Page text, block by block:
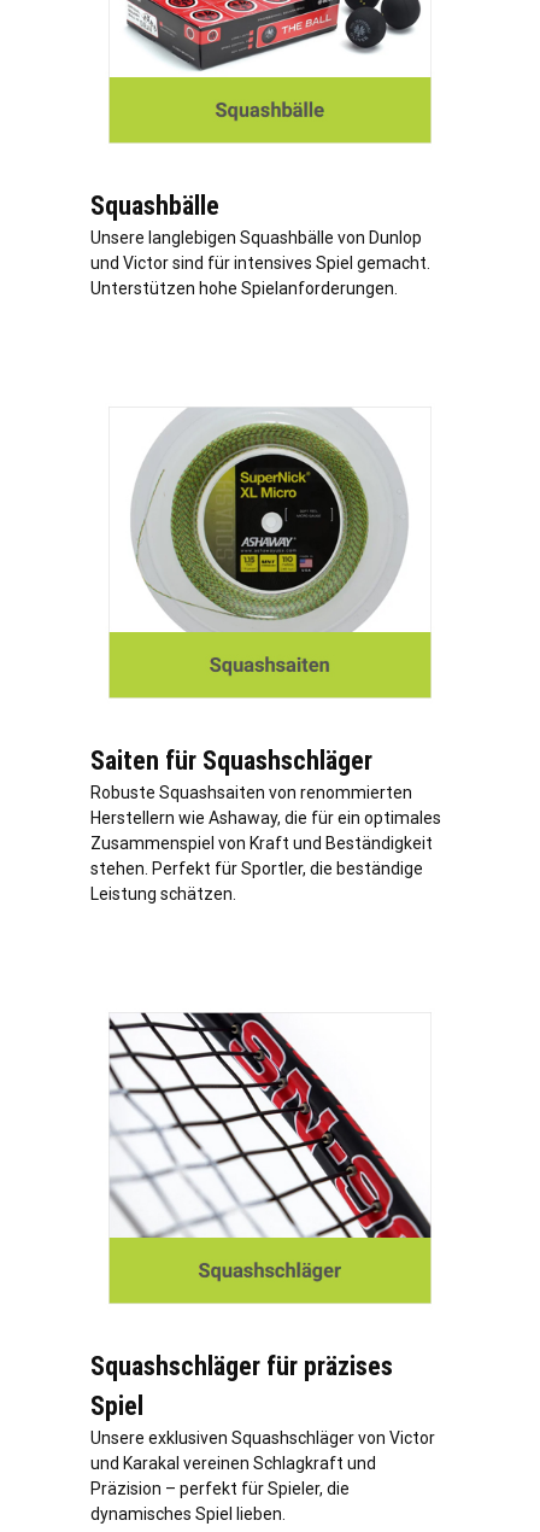
Squashbälle
Unsere langlebigen Squashbälle von Dunlop
und Victor sind für intensives Spiel gemacht.
Unterstützen hohe Spielanforderungen.
Saiten für Squashschläger
Robuste Squashsaiten von renommierten
Herstellern wie Ashaway, die für ein optimales
Zusammenspiel von Kraft und Beständigkeit
stehen. Perfekt für Sportler, die beständige
Leistung schätzen.
Squashschläger für präzises
Spiel
Unsere exklusiven Squashschläger von Victor
und Karakal vereinen Schlagkraft und
Präzision – perfekt für Spieler, die
dynamisches Spiel lieben.